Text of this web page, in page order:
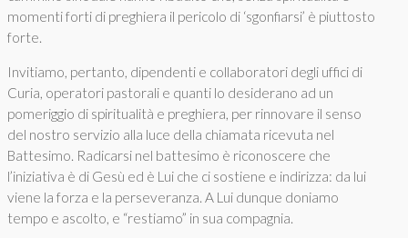
momenti forti di preghiera il pericolo di ‘sgonfiarsi’ è piuttosto
forte.
Invitiamo, pertanto, dipendenti e collaboratori degli uffici di
Curia, operatori pastorali e quanti lo desiderano ad un
pomeriggio di spiritualità e preghiera, per rinnovare il senso
del nostro servizio alla luce della chiamata ricevuta nel
Battesimo. Radicarsi nel battesimo è riconoscere che
l’iniziativa è di Gesù ed è Lui che ci sostiene e indirizza: da lui
viene la forza e la perseveranza. A Lui dunque doniamo
tempo e ascolto, e “restiamo” in sua compagnia.